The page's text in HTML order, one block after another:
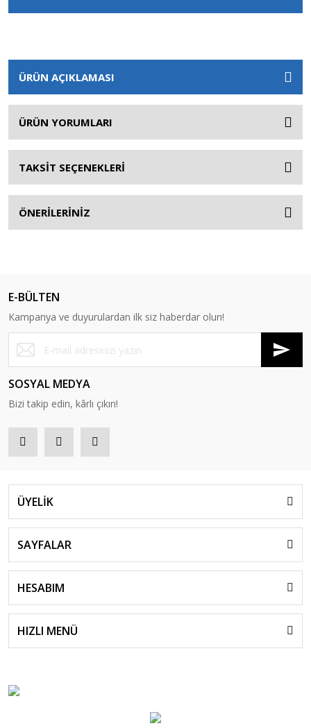
ÜRÜN AÇIKLAMASI
ÜRÜN YORUMLARI
TAKSİT SEÇENEKLERİ
ÖNERİLERİNİZ
E-BÜLTEN
Kampanya ve duyurulardan ilk siz haberdar olun!
SOSYAL MEDYA
Bizi takip edin, kârlı çıkın!
ÜYELİK
SAYFALAR
HESABIM
HIZLI MENÜ